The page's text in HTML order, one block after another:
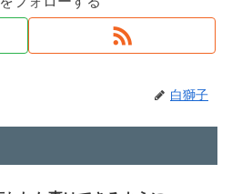
白獅子